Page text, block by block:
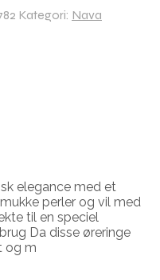
Kategori: Nava
elegance med et
perler og vil med
til en speciel
Da disse øreringe
og m